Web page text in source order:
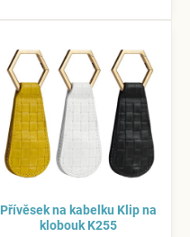
Přívěsek na kabelku Klip na
klobouk K255